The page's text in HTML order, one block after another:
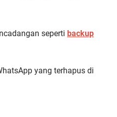
seperti backup
yang terhapus di